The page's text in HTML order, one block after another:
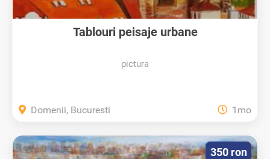
Tablouri peisaje urbane
pictura
Domenii, Bucuresti 1mo
350 ron